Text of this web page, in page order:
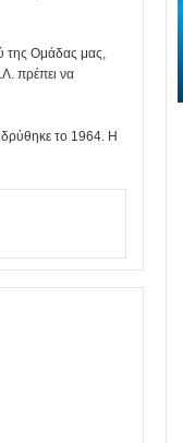
της Ομάδας μας,
πρέπει να
το 1964. Η